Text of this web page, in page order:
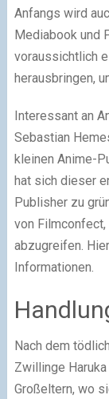
Anfangs wird
Mediabook und
voraussichtlich
herausbringen,
Interessant an
Sebastian
kleinen Anime-
hat sich dieser
Publisher zu
von
abzugreifen.
Informationen.
Nach dem
Zwillinge
Großeltern, wo